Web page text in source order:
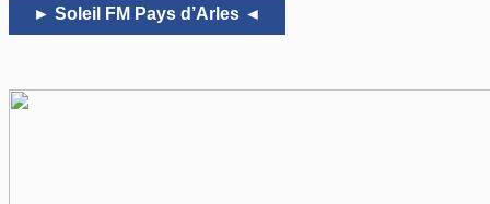
► Soleil FM Pays d’Arles ◄